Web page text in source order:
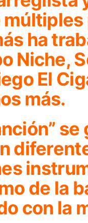
ha
Niche,
El
más.
de la
con la